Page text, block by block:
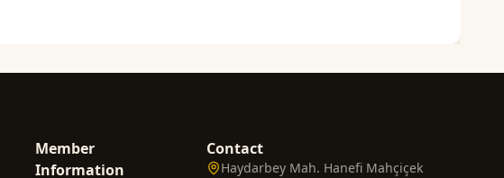
Member
Information
Contact
Haydarbey Mah. Hanefi Mahçiçek